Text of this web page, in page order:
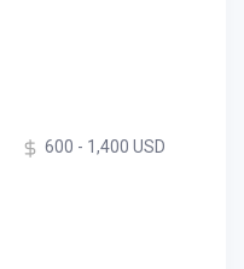
600 - 1,400 USD